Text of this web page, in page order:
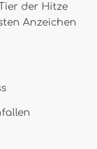
der Hitze
Anzeichen